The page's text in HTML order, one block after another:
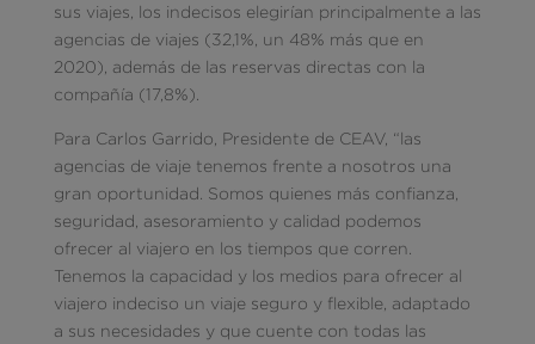
sus viajes, los indecisos elegirían principalmente a las
agencias de viajes (32,1%, un 48% más que en
2020), además de las reservas directas con la
compañía (17,8%).
Para Carlos Garrido, Presidente de CEAV, “las
agencias de viaje tenemos frente a nosotros una
gran oportunidad. Somos quienes más confianza,
seguridad, asesoramiento y calidad podemos
ofrecer al viajero en los tiempos que corren.
Tenemos la capacidad y los medios para ofrecer al
viajero indeciso un viaje seguro y flexible, adaptado
a sus necesidades y que cuente con todas las